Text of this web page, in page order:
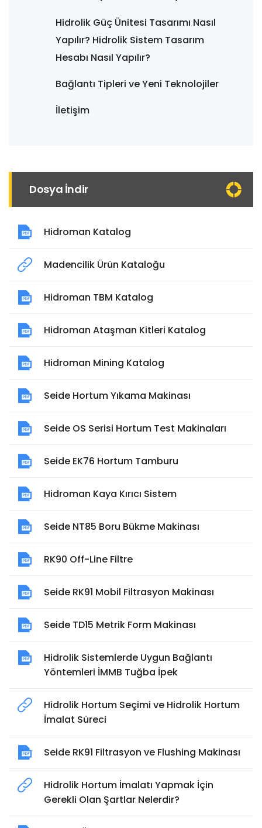
Hidrolik Güç Ünitesi Tasarımı Nasıl
Yapılır? Hidrolik Sistem Tasarım
Hesabı Nasıl Yapılır?
Bağlantı Tipleri ve Yeni Teknolojiler
İletişim
Dosya İndir
Hidroman Katalog
Madencilik Ürün Kataloğu
Hidroman TBM Katalog
Hidroman Ataşman Kitleri Katalog
Hidroman Mining Katalog
Seide Hortum Yıkama Makinası
Seide OS Serisi Hortum Test Makinaları
Seide EK76 Hortum Tamburu
Hidroman Kaya Kırıcı Sistem
Seide NT85 Boru Bükme Makinası
RK90 Off-Line Filtre
Seide RK91 Mobil Filtrasyon Makinası
Seide TD15 Metrik Form Makinası
Hidrolik Sistemlerde Uygun Bağlantı
Yöntemleri İMMB Tuğba İpek
Hidrolik Hortum Seçimi ve Hidrolik Hortum
İmalat Süreci
Seide RK91 Filtrasyon ve Flushing Makinası
Hidrolik Hortum İmalatı Yapmak İçin
Gerekli Olan Şartlar Nelerdir?